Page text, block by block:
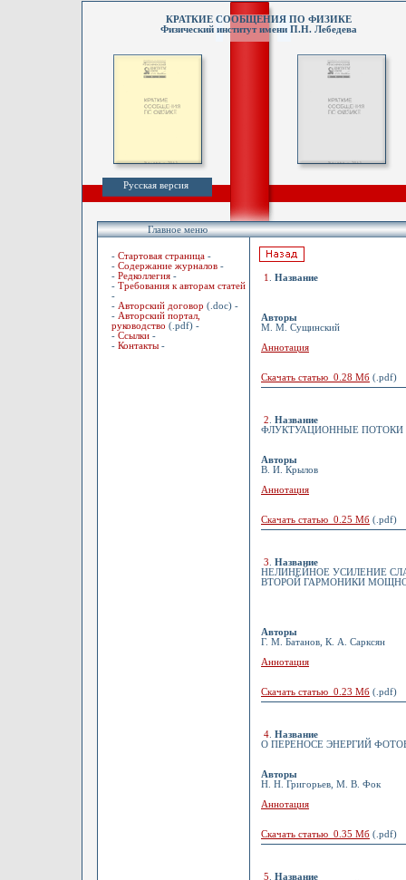
КРАТКИЕ СООБЩЕНИЯ ПО ФИЗИКЕ
Физический институт имени П.Н. Лебедева
Русская версия
Главное меню
- Стартовая страница -
- Содержание журналов -
- Редколлегия -
- Требования к авторам статей
-
- Авторский договор (.doc) -
- Авторский портал,
руководство (.pdf) -
- Ссылки -
- Контакты -
1 Название
Авторы
М. М. Сущинский
Аннотация
Скачать статью 0.28 Мб (.pdf)
2
Название
ФЛУКТУАЦИОННЫЕ ПОТОКИ
Авторы
В. И. Крылов
Аннотация
Скачать статью 0.25 Мб (.pdf)
3
Название
НЕЛИНЕЙНОЕ УСИЛЕНИЕ
ВТОРОЙ ГАРМОНИКИ
Авторы
Г. М. Батанов, К. А. Сарксян
Аннотация
Скачать статью 0.23 Мб (.pdf)
4 Название
О ПЕРЕНОСЕ ЭНЕРГИЙ
Авторы
Н. Н. Григорьев, М. В. Фок
Аннотация
Скачать статью 0.35 Мб (.pdf)
5
Название